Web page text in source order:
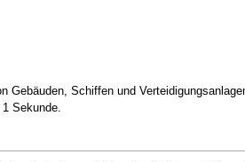
Gebäuden, Schiffen und
Sekunde.